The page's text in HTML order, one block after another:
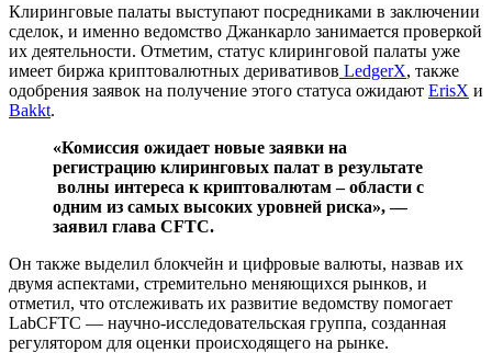
Клиринговые палаты выступают посредниками в заключении
сделок, и именно ведомство Джанкарло занимается проверкой
их деятельности. Отметим, статус клиринговой палаты уже
имеет биржа криптовалютных деривативов LedgerX, также
одобрения заявок на получение этого статуса ожидают ErisX и
Bakkt.
«Комиссия ожидает новые заявки на
регистрацию клиринговых палат в результате
волны интереса к криптовалютам – области с
одним из самых высоких уровней риска», —
заявил глава CFTC.
Он также выделил блокчейн и цифровые валюты, назвав их
двумя аспектами, стремительно меняющихся рынков, и
отметил, что отслеживать их развитие ведомству помогает
LabCFTC — научно-исследовательская группа, созданная
регулятором для оценки происходящего на рынке.